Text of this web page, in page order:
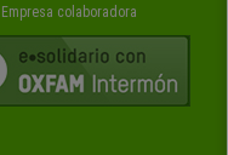
Empresa colaboradora